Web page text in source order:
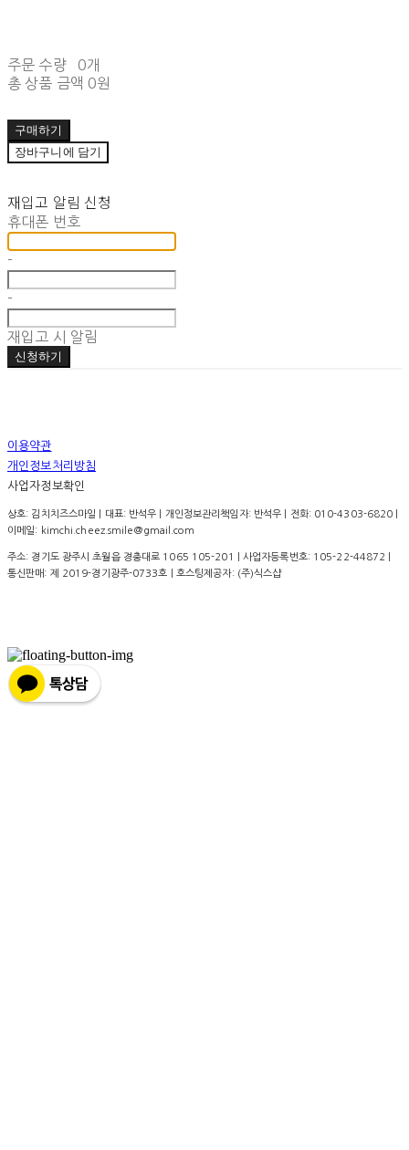
주문 수량
0개
총 상품 금액 0원
구매하기
장바구니에 담기
재입고 알림 신청
휴대폰 번호
-
-
재입고 시 알림
신청하기
이용약관
개인정보처리방침
사업자정보확인
상호: 김치치즈스마일 | 대표: 반석우 | 개인정보관리책임자: 반석우 | 전화: 010-4303-6820 |
이메일: kimchi.cheez.smile@gmail.com
주소: 경기도 광주시 초월읍 경충대로 1065 105-201 | 사업자등록번호: 105-22-44872
통신판매: 제 2019-경기광주-0733호 | 호스팅제공자: (주)식스샵